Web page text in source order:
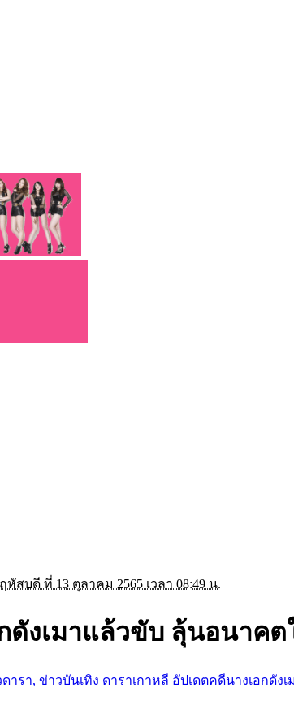
หัสบดี ที่ 13 ตุลาคม 2565 เวลา 08:49 น.
ดังเมาแล้วขับ ลุ้นอนาคต
ารา, ข่าวบันเทิง ดาราเกาหลี อัปเดตคดีนางเอกดัง